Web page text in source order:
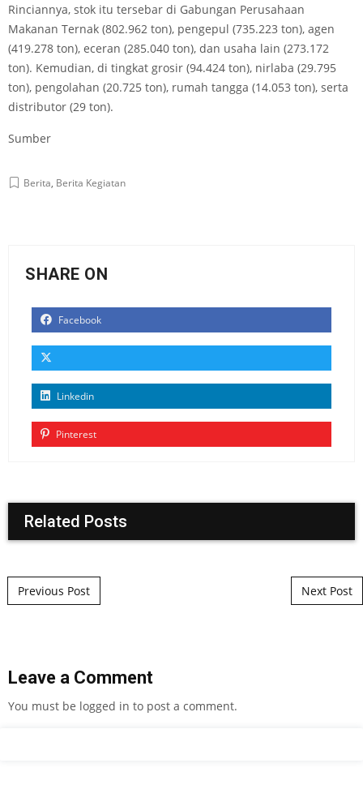
Rinciannya, stok itu tersebar di Gabungan Perusahaan
Makanan Ternak (802.962 ton), pengepul (735.223 ton), agen
(419.278 ton), eceran (285.040 ton), dan usaha lain (273.172
ton). Kemudian, di tingkat grosir (94.424 ton), nirlaba (29.795
ton), pengolahan (20.725 ton), rumah tangga (14.053 ton), serta
distributor (29 ton).
Sumber
Berita, Berita Kegiatan
SHARE ON
Facebook
Linkedin
Pinterest
Related Posts
Post navigation
Previous Post Next Post
Leave a Comment
You must be logged in to post a comment.